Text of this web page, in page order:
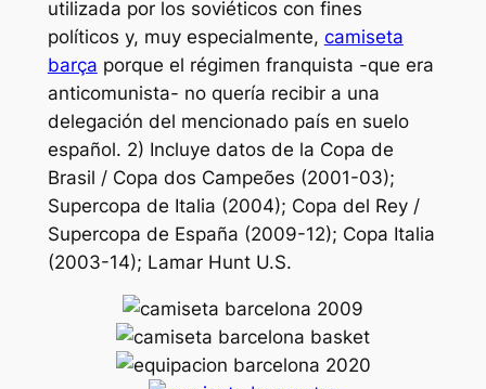
utilizada por los soviéticos con fines
políticos y, muy especialmente, camiseta
barça porque el régimen franquista -que era
anticomunista- no quería recibir a una
delegación del mencionado país en suelo
español. 2) Incluye datos de la Copa de
Brasil / Copa dos Campeões (2001-03);
Supercopa de Italia (2004); Copa del Rey /
Supercopa de España (2009-12); Copa Italia
(2003-14); Lamar Hunt U.S.